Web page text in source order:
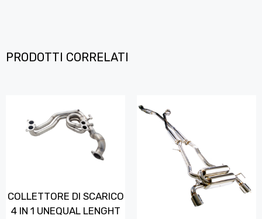
PRODOTTI CORRELATI
COLLETTORE DI SCARICO
4 IN 1 UNEQUAL LENGHT